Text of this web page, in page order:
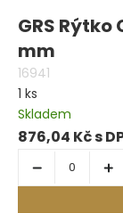
GRS
mm
16941
1 ks
Skladem
876,04 Kč